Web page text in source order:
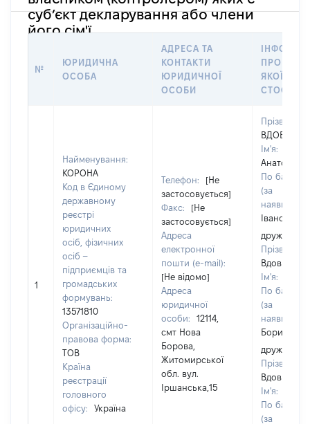
суб’єкт декларування або члени
його сім'ї
№
ЮРИДИЧНА
ОСОБА
АДРЕСА ТА
КОНТАКТИ
ЮРИДИЧНОЇ
ОСОБИ
ПРО
ЯКОЇ
1
Найменування:
КОРОНА
Код в Єдиному
державному
реєстрі
юридичних
осіб, фізичних
осіб –
підприємців та
громадських
формувань:
13571810
Організаційно-
правова форма:
ТОВ
Країна
реєстрації
головного
офісу:
Україна
Телефон:
[Не
застосовується]
Факс:
[Не
застосовується]
Адреса
електронної
пошти (e-mail):
[Не відомо]
Адреса
юридичної
особи:
12114,
смт Нова
Борова,
Житомирської
обл. вул.
Іршанська,15
Прізвище:
Ім'я:
Анатолій
По
(за
наявності):
Іванович
дружина
Прізвище:
Ім'я:
По
(за
наявності):
Борисівна
дружина
Прізвище:
Ім'я:
По
(за